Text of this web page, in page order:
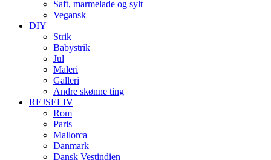
Saft, marmelade og sylt
Vegansk
DIY
Strik
Babystrik
Jul
Maleri
Galleri
Andre skønne ting
REJSELIV
Rom
Paris
Mallorca
Danmark
Dansk Vestindien